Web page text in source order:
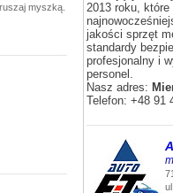
myszką.
2013 roku, które
jakości sprzęt
standardy
profesjonalny i
personel.
Nasz adres:
Telefon: +48 91